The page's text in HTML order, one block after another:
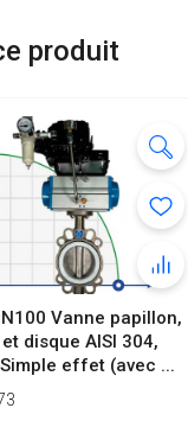
produit
Vanne papillon,
disque AISI 304,
Simple effet (avec ...